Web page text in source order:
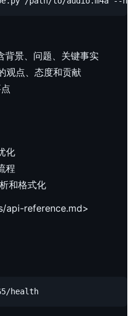
景、问题、关键事实
观点、态度和贡献
化
程
和格式化
api-reference.md>